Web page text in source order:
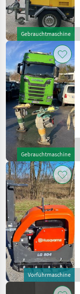
Gebrauchtmaschine
Gebrauchtmaschine
Vorführmaschine